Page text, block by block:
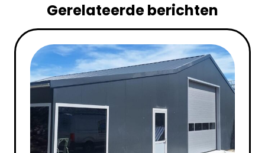
Gerelateerde berichten